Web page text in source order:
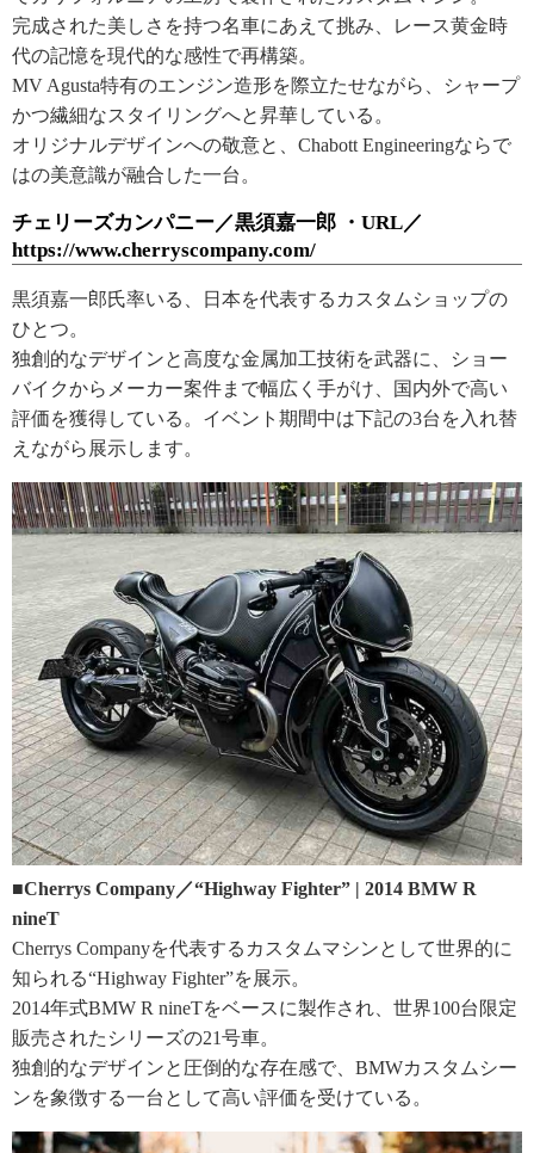
完成された美しさを持つ名車にあえて挑み、レース黄金時
代の記憶を現代的な感性で再構築。
MV Agusta特有のエンジン造形を際立たせながら、シャープ
かつ繊細なスタイリングへと昇華している。
オリジナルデザインへの敬意と、Chabott Engineeringならで
はの美意識が融合した一台。
チェリーズカンパニー／黒須嘉一郎 ・URL／
https://www.cherryscompany.com/
黒須嘉一郎氏率いる、日本を代表するカスタムショップの
ひとつ。
独創的なデザインと高度な金属加工技術を武器に、ショー
バイクからメーカー案件まで幅広く手がけ、国内外で高い
評価を獲得している。イベント期間中は下記の3台を入れ替
えながら展示します。
■Cherrys Company／“Highway Fighter” | 2014 BMW R
nineT
Cherrys Companyを代表するカスタムマシンとして世界的に
知られる“Highway Fighter”を展示。
2014年式BMW R nineTをベースに製作され、世界100台限定
販売されたシリーズの21号車。
独創的なデザインと圧倒的な存在感で、BMWカスタムシー
ンを象徴する一台として高い評価を受けている。